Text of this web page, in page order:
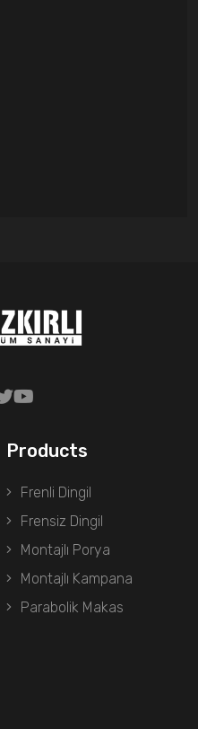
Products
Frenli Dingil
Frensiz Dingil
Montajlı Porya
Montajlı Kampana
Parabolik Makas